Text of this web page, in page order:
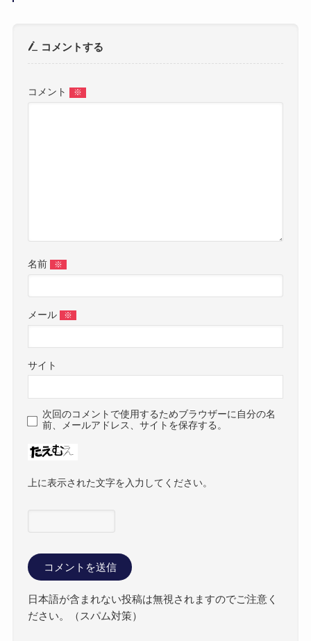
コメントする
コメント ※
名前 ※
メール ※
サイト
次回のコメントで使用するためブラウザーに自分の名
前、メールアドレス、サイトを保存する。
上に表示された文字を入力してください。
日本語が含まれない投稿は無視されますのでご注意く
ださい。（スパム対策）